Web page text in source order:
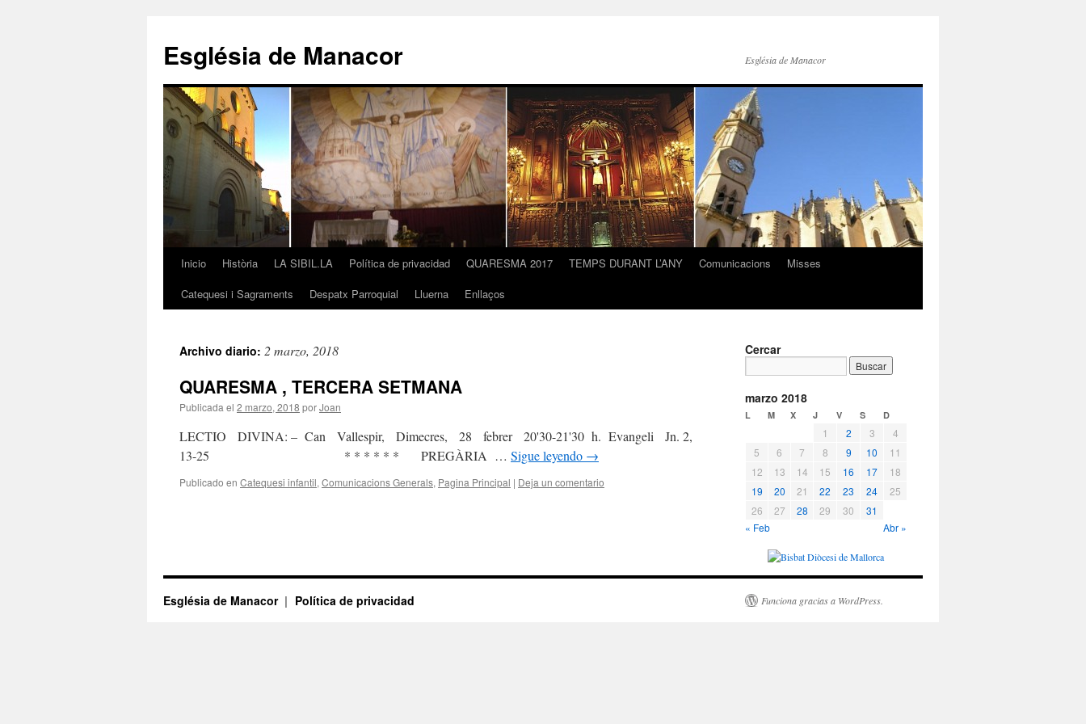
contenido
Església de Manacor Església de Manacor
Inicio Història LA SIBIL.LA Política de privacidad QUARESMA 2017 TEMPS DURANT L’ANY Comunicacions
Misses
Catequesi i Sagraments
Despatx Parroquial Lluerna Enllaços
Archivo diario: 2 marzo, 2018
QUARESMA , TERCERA SETMANA
Publicada el 2 marzo, 2018 porJoan
LECTIO DIVINA: – Can Vallespir, Dimecres, 28 febrer 20'30-21'30 h. Evangeli Jn. 2,
13-25 * * * * * * PREGÀRIA … Sigue leyendo →
Publicado en Catequesi infantil, Comunicacions Generals, Pagina Principal | Deja un comentario
Cercar
marzo 2018
L M X J V S D
1 2 3
4
5
6 7 8 9 10
11
12
13 14 15 16 17
18
19
20 21 22 23 24
25
26
27 28 29 30
31
« Feb
Abr »
Església de Manacor Política de privacidad Funciona gracias a WordPress.